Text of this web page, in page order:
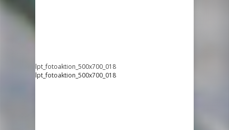
lpt_fotoaktion_500x700_018
lpt_fotoaktion_500x700_018